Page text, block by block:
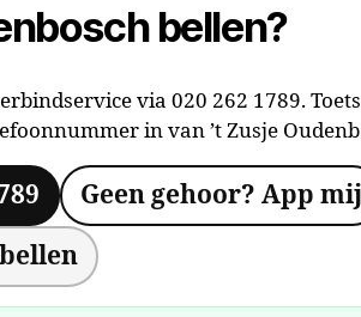
bellen?
via 020 262 1789. Toets
in van ’t Zusje
Geen gehoor? App mij